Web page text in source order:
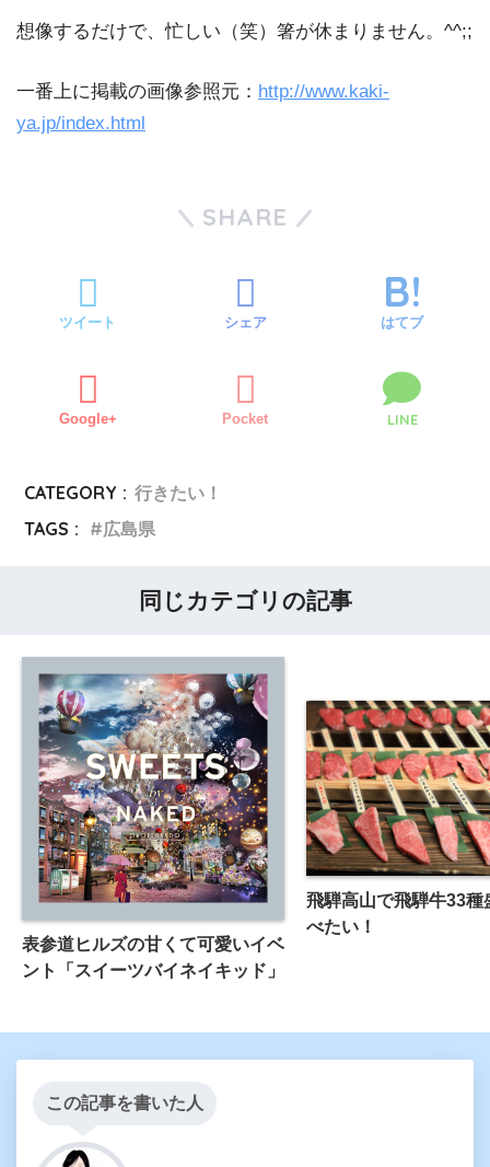
想像するだけで、忙しい（笑）箸が休まりません。^^;;
一番上に掲載の画像参照元： http://www.kaki-
ya.jp/index.html
SHARE
ツイート シェア はてブ
Google+ Pocket LINE
CATEGORY : 行きたい！
TAGS :
広島県
同じカテゴリの記事
表参道ヒルズの甘くて可愛いイベ
ント「スイーツバイネイキッド」
飛騨高山で飛騨牛33種
べたい！
この記事を書いた人